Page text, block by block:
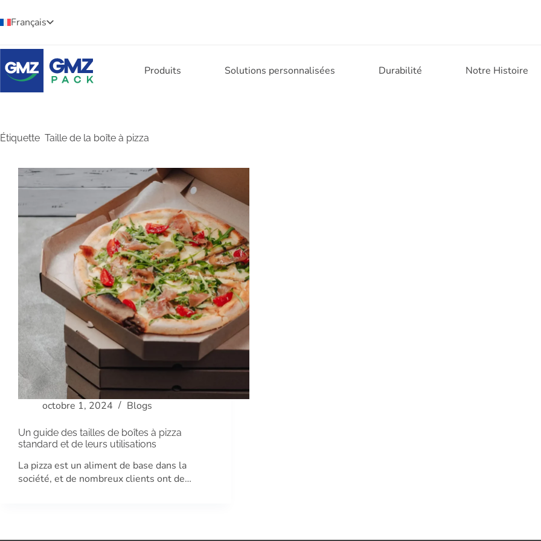
Français
Produits Solutions personnalisées Durabilité Notre Histoire
Étiquette Taille de la boîte à pizza
octobre 1, 2024 Blogs
Un guide des tailles de boîtes à pizza
standard et de leurs utilisations
La pizza est un aliment de base dans la
société, et de nombreux clients ont de…